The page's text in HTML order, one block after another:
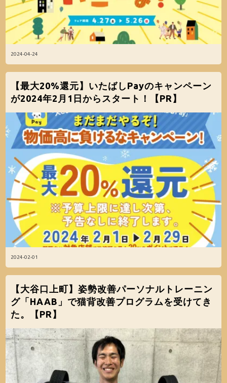
2024-04-24
2024-02-01
【最大20%還元】いたばしPayのキャンペーン
が2024年2月1日からスタート！【PR】
【大谷口上町】姿勢改善パーソナルトレーニン
グ「HAAB」で猫背改善プログラムを受けてき
た。【PR】